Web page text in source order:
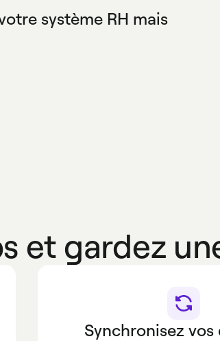
système RH mais
et gardez
Synchronisez vos